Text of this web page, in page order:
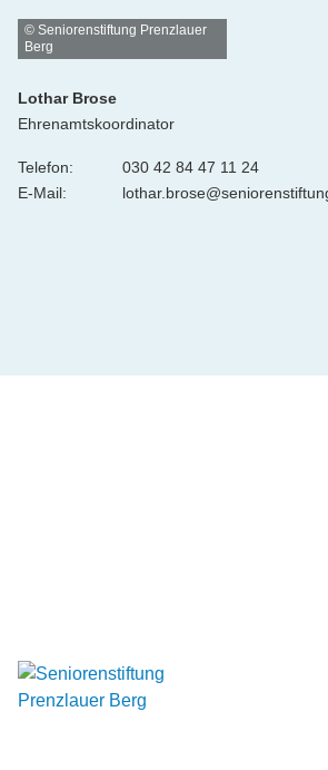
© Seniorenstiftung Prenzlauer
Berg
Lothar Brose
Ehrenamtskoordinator
Telefon:
030 42 84 47 11 24
E-Mail: